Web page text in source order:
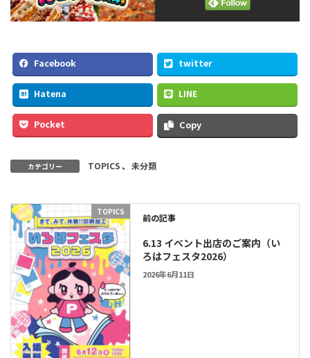
Facebook twitter
Hatena LINE
Pocket Copy
カテゴリー TOPICS、 未分類
TOPICS
前の記事
6.13 イベント出店のご案内（い
ろはフェスタ2026）
2026年6月11日